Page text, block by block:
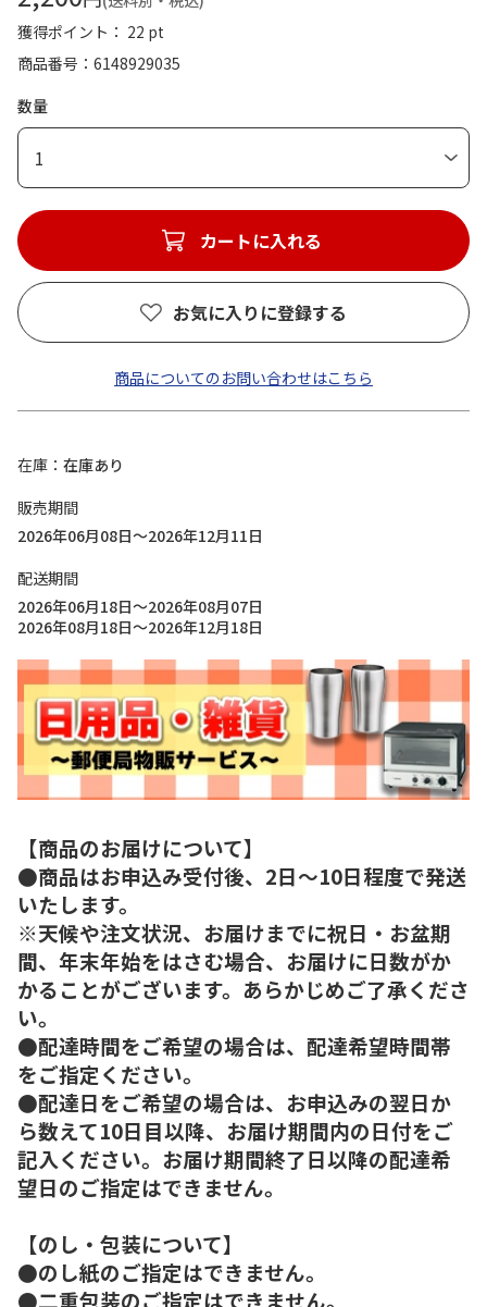
獲得ポイント： 22 pt
商品番号
6148929035
数量
1
カートに入れる
お気に入りに登録する
商品についてのお問い合わせはこちら
在庫
在庫あり
販売期間
2026年06月08日～2026年12月11日
配送期間
2026年06月18日～2026年08月07日
2026年08月18日～2026年12月18日
【商品のお届けについて】
●商品はお申込み受付後、2日～10日程度で発送
いたします。
※天候や注文状況、お届けまでに祝日・お盆期
間、年末年始をはさむ場合、お届けに日数がか
かることがございます。あらかじめご了承くださ
い。
●配達時間をご希望の場合は、配達希望時間帯
をご指定ください。
●配達日をご希望の場合は、お申込みの翌日か
ら数えて10日目以降、お届け期間内の日付をご
記入ください。お届け期間終了日以降の配達希
望日のご指定はできません。
【のし・包装について】
●のし紙のご指定はできません。
●二重包装のご指定はできません。